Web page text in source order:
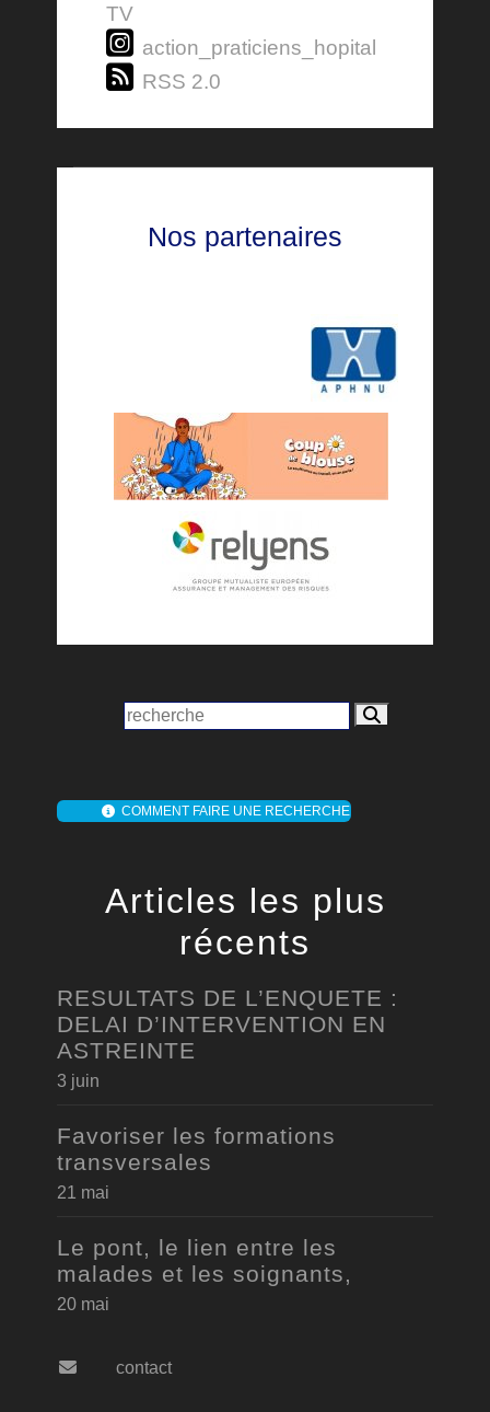
TV
action_praticiens_hopital
RSS 2.0
Nos partenaires
COMMENT FAIRE UNE RECHERCHE
Articles les plus
récents
RESULTATS DE L’ENQUETE :
DELAI D’INTERVENTION EN
ASTREINTE
3 juin
Favoriser les formations
transversales
21 mai
Le pont, le lien entre les
malades et les soignants,
20 mai
contact